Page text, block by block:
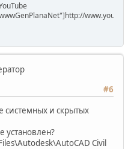
#6
системных и скрытых
установлен?
Civil